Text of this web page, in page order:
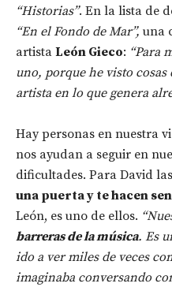
“Historias”. En la lista de
“En el Fondo de Mar”, una
artista León Gieco: “Para
uno, porque he visto
artista en lo que genera
Hay personas en nuestra
nos ayudan a seguir en
dificultades. Para David
una puerta y te hacen
León, es uno de ellos.
barreras de la música. Es
ido a ver miles de veces
imaginaba conversando